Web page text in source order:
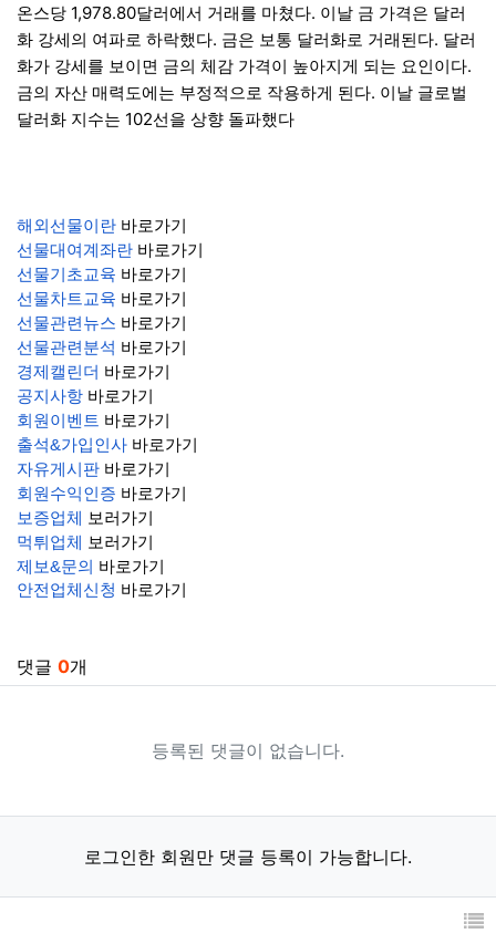
온스당 1,978.80달러에서 거래를 마쳤다. 이날 금 가격은 달러
화 강세의 여파로 하락했다. 금은 보통 달러화로 거래된다. 달러
화가 강세를 보이면 금의 체감 가격이 높아지게 되는 요인이다.
금의 자산 매력도에는 부정적으로 작용하게 된다. 이날 글로벌
달러화 지수는 102선을 상향 돌파했다
해외선물이란 바로가기
선물대여계좌란 바로가기
선물기초교육 바로가기
선물차트교육 바로가기
선물관련뉴스 바로가기
선물관련분석 바로가기
경제캘린더 바로가기
공지사항 바로가기
회원이벤트 바로가기
출석&가입인사 바로가기
자유게시판 바로가기
회원수익인증 바로가기
보증업체 보러가기
먹튀업체 보러가기
제보&문의 바로가기
안전업체신청 바로가기
댓글 0개
등록된 댓글이 없습니다.
로그인한 회원만 댓글 등록이 가능합니다.